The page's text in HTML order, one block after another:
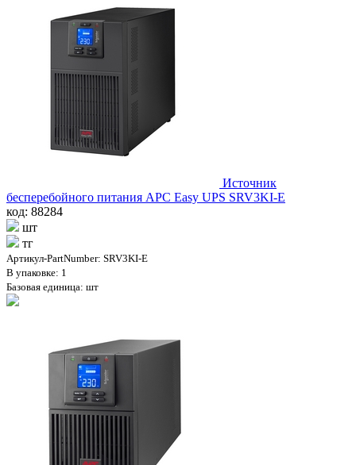
Источник
бесперебойного питания APC Easy UPS SRV3KI-E
код: 88284
шт
тг
Артикул-PartNumber: SRV3KI-E
В упаковке: 1
Базовая единица: шт